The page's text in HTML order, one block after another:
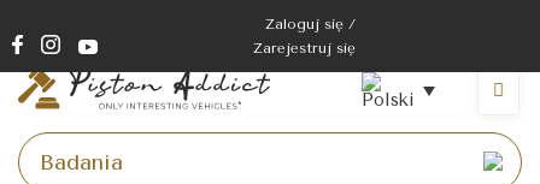
Zaloguj się /
Zarejestruj się